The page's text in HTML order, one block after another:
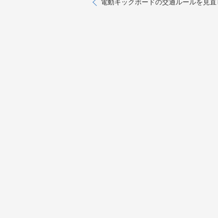
電動キックボードの交通ルールを見直